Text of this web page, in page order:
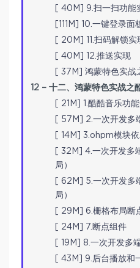
[ 40M] 9.扫一扫功能
[111M] 10.一键登录
[ 20M] 11.扫码解锁实
[ 40M] 12.推送实现
[ 37M] 鸿蒙特色实战
12 – 十二、鸿蒙特色实战之
[ 21M] 1.酷酷音乐功
[ 57M] 2.一次开发多
[ 14M] 3.ohpm模块依
[ 32M] 4.一次开发多
局）
[ 62M] 5.一次开发多
局）
[ 29M] 6.栅格布局断
[ 24M] 7.断点组件
[ 19M] 8.一次开发多
[ 43M] 9.后台播放和